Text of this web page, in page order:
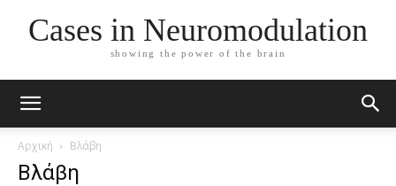
Cases in Neuromodulation
showing the power of the brain
Αρχική Βλάβη
Βλάβη